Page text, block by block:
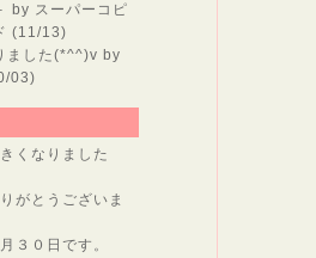
by スーパーコピ
(11/13)
ました(*^^)v by
03)
くなりました
がとうございま
３０日です。